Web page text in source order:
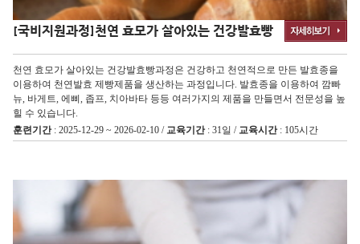
[국비지원과정] 천연 효모가 살아있는 건강발효빵
천연 효모가 살아있는 건강발효빵과정은 건강하고 천연적으로 만든 발효종을
이용하여 천연발효 제빵제품을 생산하는 과정입니다. 발효종을 이용하여 깜빠
뉴, 바게트, 에삐, 좁프, 치아바타 등등 여러가지의 제품을 만들면서 전문성을 높
힐 수 있습니다.
훈련기간: 2025-12-29 ~ 2026-02-10 / 교육기간: 31일 / 교육시간: 105시간